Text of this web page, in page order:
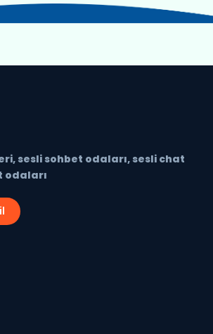
sesli sohbet odaları, sesli chat
odaları